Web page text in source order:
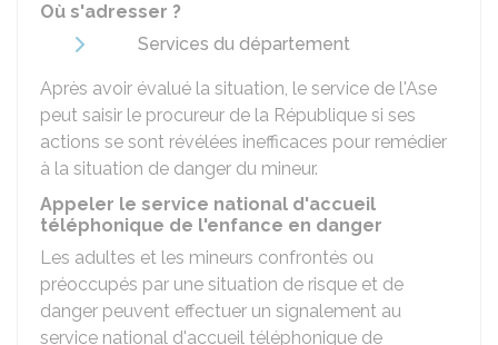
Où s'adresser ?
Services du département
Après avoir évalué la situation, le service de l'Ase
peut saisir le procureur de la République si ses
actions se sont révélées inefficaces pour remédier
à la situation de danger du mineur.
Appeler le service national d'accueil
téléphonique de l'enfance en danger
Les adultes et les mineurs confrontés ou
préoccupés par une situation de risque et de
danger peuvent effectuer un signalement au
service national d'accueil téléphonique de